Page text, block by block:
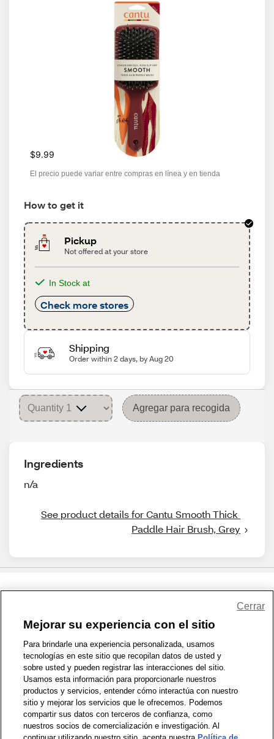
$9.99
El precio puede variar entre compras en línea y en tienda
How to get it
Pickup
Not offered at your store
In Stock at
Check more stores
Shipping
Order within 2 days, by Aug 20
Agregar para recogida
Ingredients
n/a
See product details for Cantu Smooth Thick
Paddle Hair Brush, Grey
1-800-679-9691 | Contáctenos | Términos de Uso | Accesibilidad
Política de Privacidad | WA Privacy Policy | Mapa del sitio
Zona de Bienestar | © 1999 - 2026 CVS.com
Mejorar su experiencia con el sitio
Para brindarle una experiencia personalizada, usamos
tecnologías en este sitio que recopilan datos de usted y
sobre usted y pueden registrar las interacciones del sitio.
Usamos esta información para proporcionarle nuestros
productos y servicios, entender cómo interactúa con nuestro
sitio y mejorar los servicios que le ofrecemos. Podemos
compartir sus datos con terceros de confianza, como
nuestros socios de comercialización e investigación. Al
Cerrar